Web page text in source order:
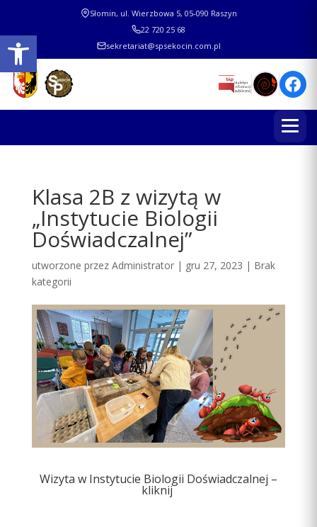
Otwórz pasek narzędzi
Słomin, ul. Wierzbowa 5, 05-090 Raszyn
22 720 25 68
sekretariat@spsekocin.com.pl
Klasa 2B z wizytą w
„Instytucie Biologii
Doświadczalnej”
utworzone przez Administrator| gru 27, 2023 | Brak
kategorii
Wizyta w Instytucie Biologii Doświadczalnej –
kliknij